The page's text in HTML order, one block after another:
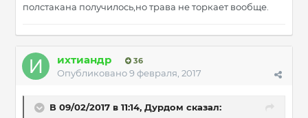
полстакана получилось,но трава не торкает вообще.
ихтиандр 36
Опубликовано9 февраля, 2017
В 09/02/2017 в 11:14, Дурдом сказал: